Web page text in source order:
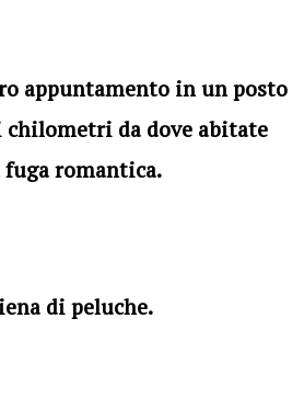
appuntamento in un posto
da dove abitate
fuga romantica.
di peluche.